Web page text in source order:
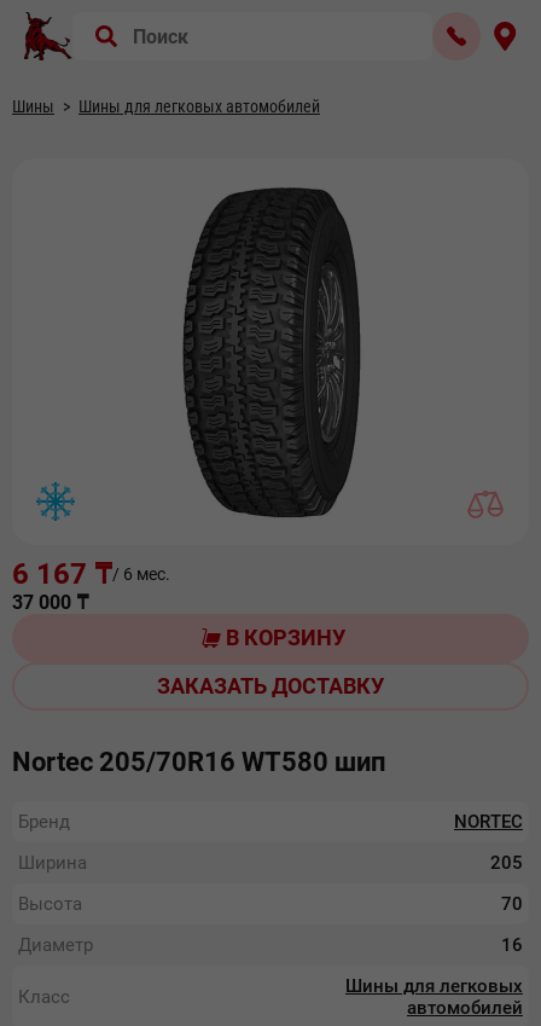
Шины Шины для легковых автомобилей
6 167 ₸/ 6 мес.
37 000 ₸
В КОРЗИНУ
ЗАКАЗАТЬ ДОСТАВКУ
Nortec 205/70R16 WT580 шип
Бренд
NORTEC
Ширина
205
Высота
70
Диаметр
16
Класс
Шины для легковых
автомобилей